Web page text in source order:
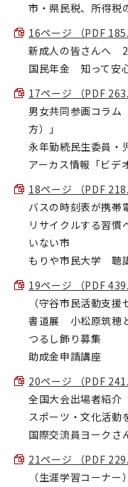
市・県民税、所得税
16ページ （PDF
新成人の皆さんへ
国民年金 知って安
17ページ （PDF
男女共同参画コラム
方）」
永年勤続民生委員・
アーカス情報「ビデ
18ページ （PDF
バスの時刻表が携帯
リサイクルする習
いない市
もりや市民大学 聴
19ページ （PDF
（守谷市民活動支
書道展 小松原筑穂
つるし飾り募集
助成金申請講座
20ページ （PDF
全国大会出場者紹介
スポーツ・文化活動
国際交流員ヨークさ
21ページ （PDF
（生涯学習コーナー）